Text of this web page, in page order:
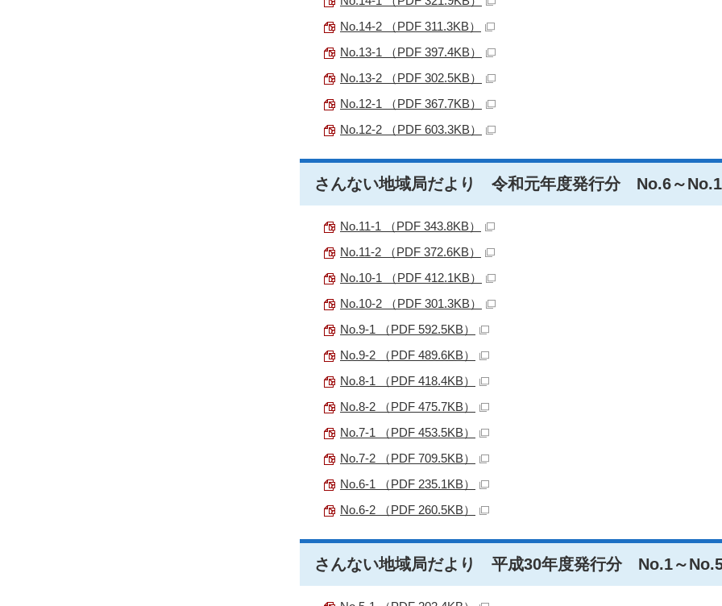
No.14-2 （PDF 311.3KB）
No.13-1 （PDF 397.4KB）
No.13-2 （PDF 302.5KB）
No.12-1 （PDF 367.7KB）
No.12-2 （PDF 603.3KB）
さんない地域局だより 令和元年度発行分 No.6～
No.11-1 （PDF 343.8KB）
No.11-2 （PDF 372.6KB）
No.10-1 （PDF 412.1KB）
No.10-2 （PDF 301.3KB）
No.9-1 （PDF 592.5KB）
No.9-2 （PDF 489.6KB）
No.8-1 （PDF 418.4KB）
No.8-2 （PDF 475.7KB）
No.7-1 （PDF 453.5KB）
No.7-2 （PDF 709.5KB）
No.6-1 （PDF 235.1KB）
No.6-2 （PDF 260.5KB）
さんない地域局だより 平成30年度発行分 No.1～